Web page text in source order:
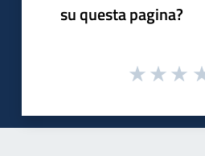
su questa pagina?